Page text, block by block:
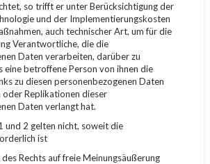
so trifft er unter Berücksichtigung der
und der Implementierungskosten
auch technischer Art, um für die
Verantwortliche, die die
Daten verarbeiten, darüber zu
eine betroffene Person von ihnen die
zu diesen personenbezogenen Daten
Replikationen dieser
Daten verlangt hat.
und 2 gelten nicht, soweit die
ist
Rechts auf freie Meinungsäußerung